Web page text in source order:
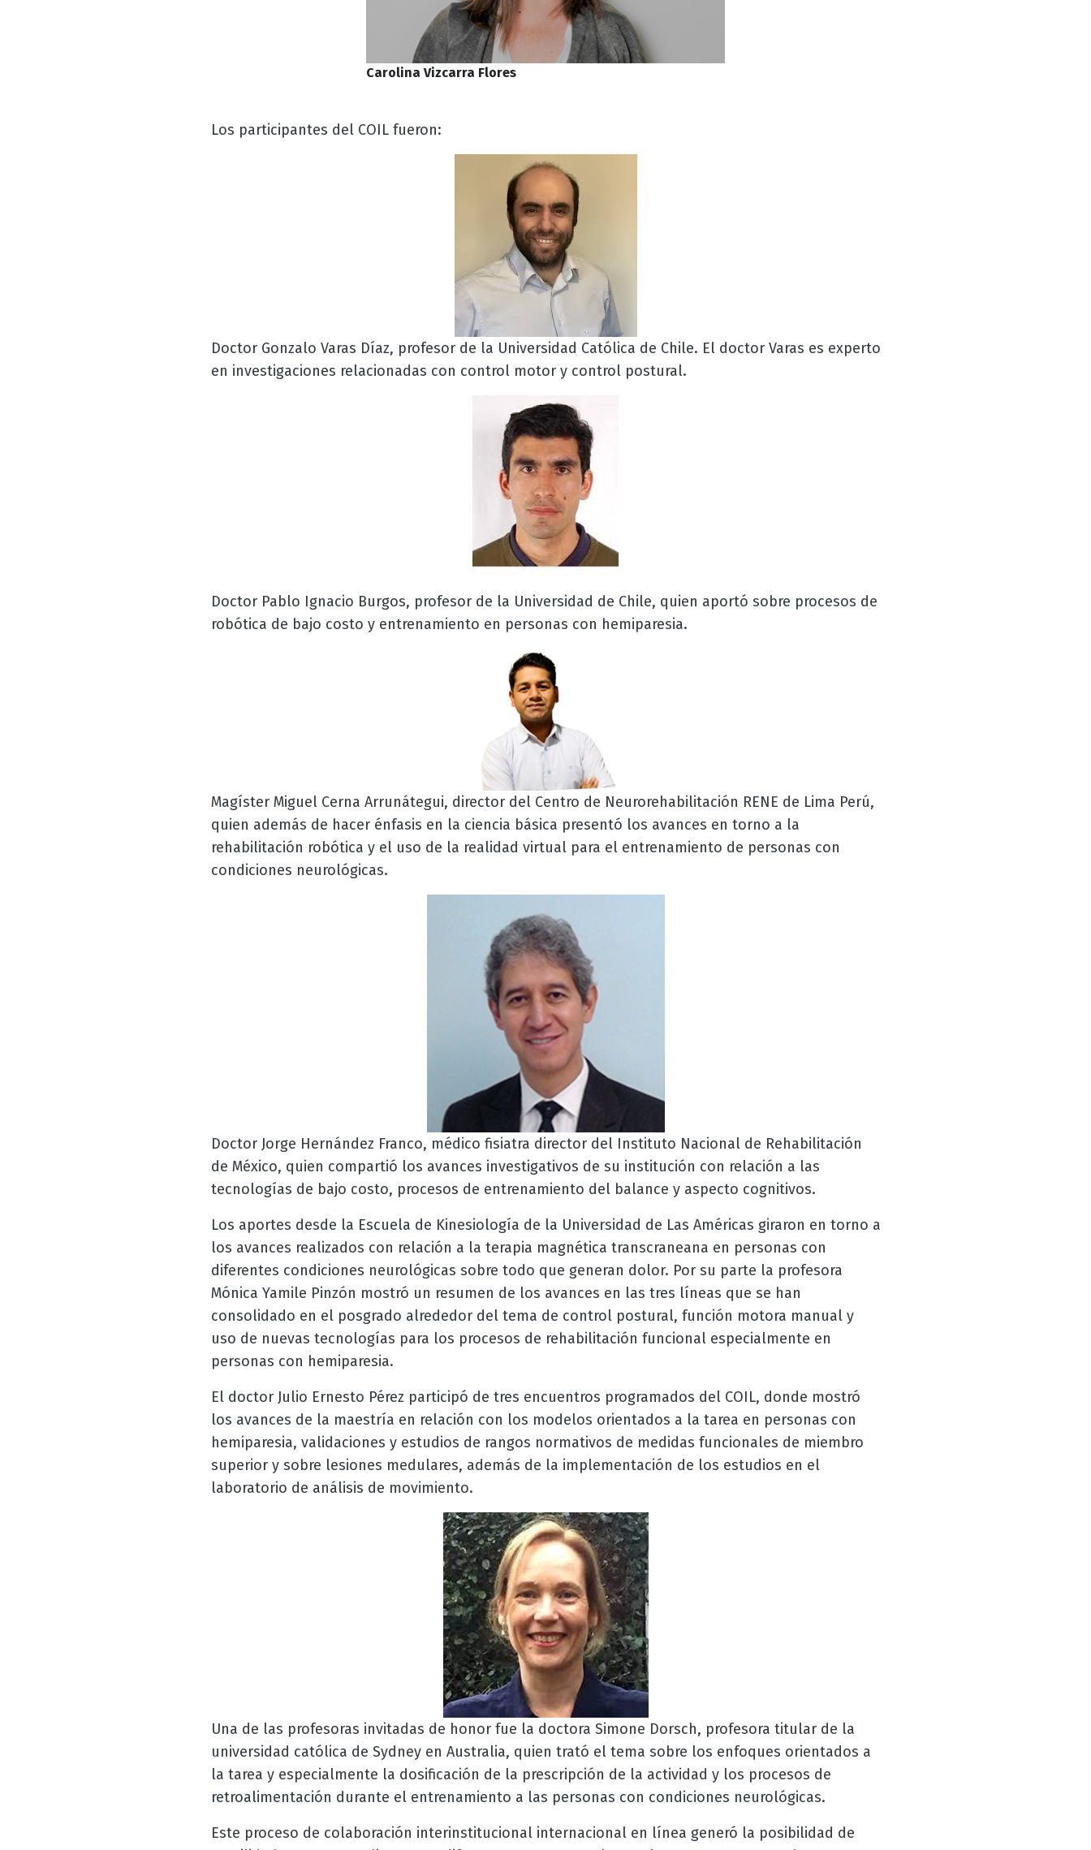
Carolina Vizcarra Flores
Los participantes del COIL fueron:
Doctor Gonzalo Varas Díaz, profesor de la Universidad Católica de Chile. El doctor Varas es experto
en investigaciones relacionadas con control motor y control postural.
Doctor Pablo Ignacio Burgos, profesor de la Universidad de Chile, quien aportó sobre procesos de
robótica de bajo costo y entrenamiento en personas con hemiparesia.
Magíster Miguel Cerna Arrunátegui, director del Centro de Neurorehabilitación RENE de Lima Perú,
quien además de hacer énfasis en la ciencia básica presentó los avances en torno a la
rehabilitación robótica y el uso de la realidad virtual para el entrenamiento de personas con
condiciones neurológicas.
Doctor Jorge Hernández Franco, médico fisiatra director del Instituto Nacional de Rehabilitación
de México, quien compartió los avances investigativos de su institución con relación a las
tecnologías de bajo costo, procesos de entrenamiento del balance y aspecto cognitivos.
Los aportes desde la Escuela de Kinesiología de la Universidad de Las Américas giraron en torno a
los avances realizados con relación a la terapia magnética transcraneana en personas con
diferentes condiciones neurológicas sobre todo que generan dolor. Por su parte la profesora
Mónica Yamile Pinzón mostró un resumen de los avances en las tres líneas que se han
consolidado en el posgrado alrededor del tema de control postural, función motora manual y
uso de nuevas tecnologías para los procesos de rehabilitación funcional especialmente en
personas con hemiparesia.
El doctor Julio Ernesto Pérez participó de tres encuentros programados del COIL, donde mostró
los avances de la maestría en relación con los modelos orientados a la tarea en personas con
hemiparesia, validaciones y estudios de rangos normativos de medidas funcionales de miembro
superior y sobre lesiones medulares, además de la implementación de los estudios en el
laboratorio de análisis de movimiento.
Una de las profesoras invitadas de honor fue la doctora Simone Dorsch, profesora titular de la
universidad católica de Sydney en Australia, quien trató el tema sobre los enfoques orientados a
la tarea y especialmente la dosificación de la prescripción de la actividad y los procesos de
retroalimentación durante el entrenamiento a las personas con condiciones neurológicas.
Este proceso de colaboración interinstitucional internacional en línea generó la posibilidad de